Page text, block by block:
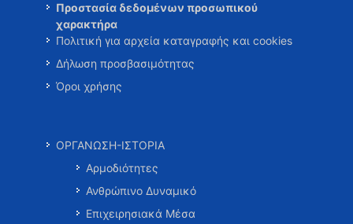
Προστασία δεδομένων προσωπικού
χαρακτήρα
Πολιτική για αρχεία καταγραφής και cookies
Δήλωση προσβασιμότητας
Όροι χρήσης
ΟΡΓΑΝΩΣΗ-ΙΣΤΟΡΙΑ
Αρμοδιότητες
Ανθρώπινο Δυναμικό
Επιχειρησιακά Μέσα